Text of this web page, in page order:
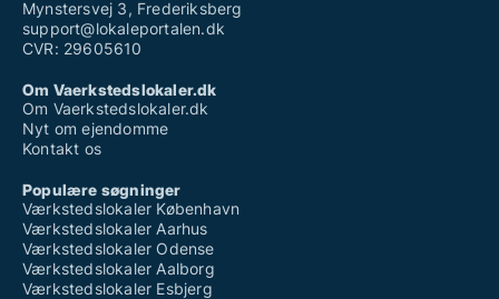
Mynstersvej 3, Frederiksberg
support@lokaleportalen.dk
CVR: 29605610
Om Vaerkstedslokaler.dk
Om Vaerkstedslokaler.dk
Nyt om ejendomme
Kontakt os
Populære søgninger
Værkstedslokaler København
Værkstedslokaler Aarhus
Værkstedslokaler Odense
Værkstedslokaler Aalborg
Værkstedslokaler Esbjerg